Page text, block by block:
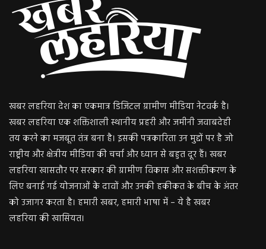
खबर लहरिया देश का एकमात्र डिजिटल ग्रामीण मीडिया नेटवर्क है।
खबर लहरिया एक शक्तिशाली स्थानीय प्रहरी और जमीनी जवाबदेही
तय करने का मजबूत तंत्र बना है। इसकी पत्रकारिता उन मुद्दों पर है जो
राष्ट्रीय और क्षेत्रीय मीडिया की चर्चा और ध्यान से बहुत दूर हैं। खबर
लहरिया खासतौर पर सरकार की ग्रामीण विकास और सशक्तीकरण के
लिए बनाई गई योजनाओं के दावों और उनकी हकीकत के बीच के अंतर
को उजागर करता है। हमारी खबर, हमारी भाषा में – ये है खबर
लहरिया की खासियत।